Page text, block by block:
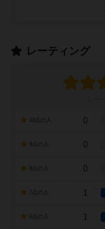
レーティング
0
0
0
7点の人 1
1